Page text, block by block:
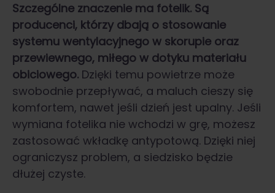
Szczególne znaczenie ma fotelik. Są
producenci, którzy dbają o stosowanie
systemu wentylacyjnego w skorupie oraz
przewiewnego, miłego w dotyku materiału
obiciowego. Dzięki temu powietrze może
swobodnie przepływać, a maluch cieszy się
komfortem, nawet jeśli dzień jest upalny. Jeśli
wymiana fotelika nie wchodzi w grę, możesz
zastosować wkładkę antypotową. Dzięki niej
ograniczysz problem, a siedzisko będzie
dłużej czyste.